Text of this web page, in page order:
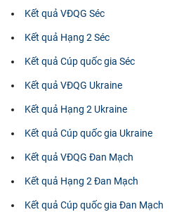
Kết quả VĐQG Séc
Kết quả Hạng 2 Séc
Kết quả Cúp quốc gia Séc
Kết quả VĐQG Ukraine
Kết quả Hạng 2 Ukraine
Kết quả Cúp quốc gia Ukraine
Kết quả VĐQG Đan Mạch
Kết quả Hạng 2 Đan Mạch
Kết quả Cúp quốc gia Đan Mạch